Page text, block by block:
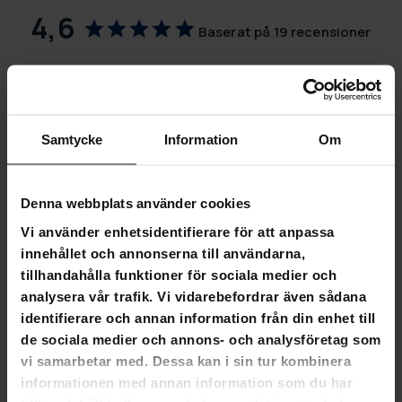
Samtycke Information Om
Denna webbplats använder cookies
Vi använder enhetsidentifierare för att anpassa
innehållet och annonserna till användarna,
tillhandahålla funktioner för sociala medier och
analysera vår trafik. Vi vidarebefordrar även sådana
identifierare och annan information från din enhet till
de sociala medier och annons- och analysföretag som
vi samarbetar med. Dessa kan i sin tur kombinera
informationen med annan information som du har
4,6 Baserat på 19 recensioner
13
SKRIV EN RECENSION
STÄLL EN FRÅGA
Recensioner